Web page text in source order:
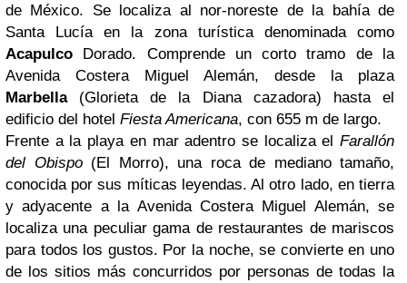
de México. Se localiza al nor-noreste de la bahía de
Santa Lucía en la zona turística denominada como
Acapulco Dorado. Comprende un corto tramo de la
Avenida Costera Miguel Alemán, desde la plaza
Marbella(Glorieta de la Diana cazadora) hasta el
edificio del hotel Fiesta Americana, con 655 m de largo.
Frente a la playa en mar adentro se localiza el Farallón
del Obispo(El Morro), una roca de mediano tamaño,
conocida por sus míticas leyendas. Al otro lado, en tierra
y adyacente a la Avenida Costera Miguel Alemán, se
localiza una peculiar gama de restaurantes de mariscos
para todos los gustos. Por la noche, se convierte en uno
de los sitios más concurridos por personas de todas la